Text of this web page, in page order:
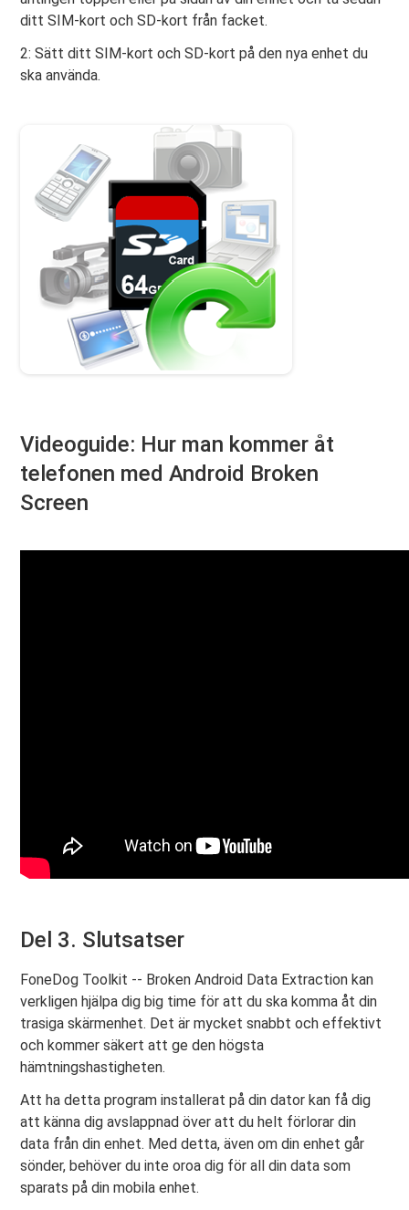
ditt SIM-kort och SD-kort från facket.
2: Sätt ditt SIM-kort och SD-kort på den nya enhet du
ska använda.
Videoguide: Hur man kommer åt
telefonen med Android Broken
Screen
Del 3. Slutsatser
FoneDog Toolkit -- Broken Android Data Extraction kan
verkligen hjälpa dig big time för att du ska komma åt din
trasiga skärmenhet. Det är mycket snabbt och effektivt
och kommer säkert att ge den högsta
hämtningshastigheten.
Att ha detta program installerat på din dator kan få dig
att känna dig avslappnad över att du helt förlorar din
data från din enhet. Med detta, även om din enhet går
sönder, behöver du inte oroa dig för all din data som
sparats på din mobila enhet.